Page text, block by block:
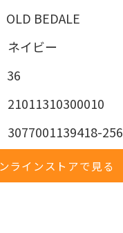
BEDALE
ビー
256
ラインストアで見る